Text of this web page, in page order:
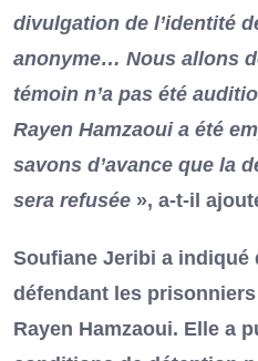
divulgation de l’identité
anonyme… Nous allons
témoin n’a pas été
Rayen Hamzaoui a été
savons d’avance que la
sera refusée », a-t-il
Soufiane Jeribi a indiqué
défendant les
Rayen Hamzaoui. Elle a